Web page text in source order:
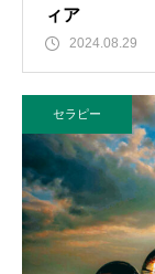
ィア
2024.08.29
セラピー